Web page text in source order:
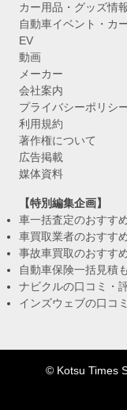
カー用品・グッズ情
自動車イベント・カ
EV
動画
メーカー
会社案内
プライバシーポリシ
利用規約
著作権について
広告掲載
媒体資料
【特別編集企画】
車一括査定のおすす
車買取業者のおすす
事故車買取のおすす
自動車保険一括見積
ナビクルの口コミ・
インズウェブの口コ
© Kotsu Times